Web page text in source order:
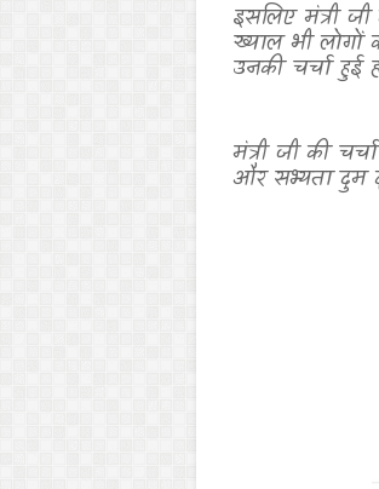
इसलिए मंत्री
ख्याल भी
उनकी चर्चा हुई
मंत्री जी की
और सभ्यता दुम